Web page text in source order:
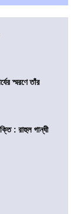
স্মরণে তাঁর
: রাহুল গান্ধী